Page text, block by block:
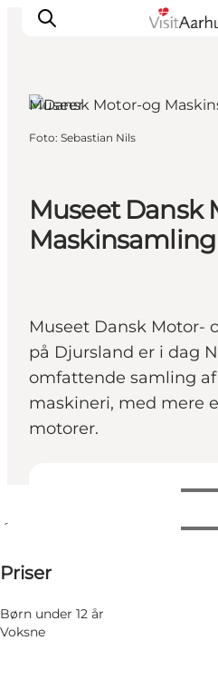
Byer og steder
Planlæg ferien
Transport
Museet Dansk
Maskinsamling
Museet Dansk Motor-
på Djursland er i dag
omfattende samling
maskineri, med mere
motorer.
Filtrér efter måned
Torsdag
7 August
Priser
Børn under 12 år
Voksne
Museer
Foto: Sebastian Nils